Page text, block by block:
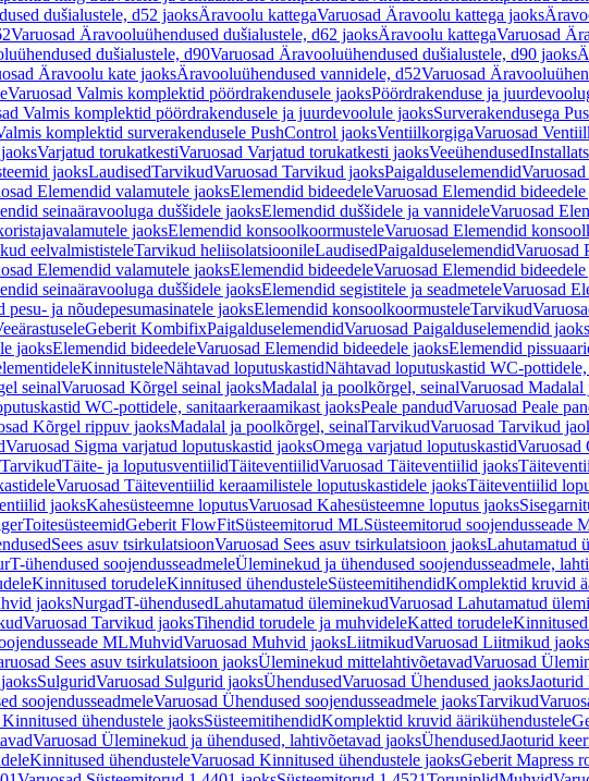
dušialustele, d52 jaoksÄravoolu kattegaVaruosad Äravoolu kattega jaoks
Varuosad Äravooluühendused dušialustele, d62 jaoksÄravoolu kattegaVaruosad
dušialustele, d90Varuosad Äravooluühendused dušialustele, d90 jaoks
Äravoolu kate jaoksÄravooluühendused vannidele, d52Varuosad
Varuosad Valmis komplektid pöördrakendusele jaoksPöördrakenduse ja
Valmis komplektid pöördrakendusele ja juurdevoolule jaoksSurverakendusega
komplektid surverakendusele PushControl jaoksVentiilkorgigaVaruosad
Varjatud torukatkestiVaruosad Varjatud torukatkesti jaoksVeeühendused
jaoksLaudisedTarvikudVaruosad Tarvikud jaoksPaigalduselemendid
Elemendid valamutele jaoksElemendid bideedeleVaruosad Elemendid
seinaäravooluga duššidele jaoksElemendid duššidele ja vannideleVaruosad
jaoksElemendid konsoolkoormusteleVaruosad Elemendid
eelvalmististeleTarvikud heliisolatsioonileLaudisedPaigalduselemendidVaruosad
Elemendid valamutele jaoksElemendid bideedeleVaruosad Elemendid
seinaäravooluga duššidele jaoksElemendid segistitele ja seadmeteleVaruosad
pesu- ja nõudepesumasinatele jaoksElemendid konsoolkoormusteleTarvikud
Geberit KombifixPaigalduselemendidVaruosad Paigalduselemendid jaoks
jaoksElemendid bideedeleVaruosad Elemendid bideedele jaoksElemendid
KinnitusteleNähtavad loputuskastidNähtavad loputuskastid WC-
seinalVaruosad Kõrgel seinal jaoksMadalal ja poolkõrgel, seinalVaruosad
WC-pottidele, sanitaarkeraamikast jaoksPeale pandudVaruosad Peale
Kõrgel rippuv jaoksMadalal ja poolkõrgel, seinalTarvikudVaruosad Tarvikud
Varuosad Sigma varjatud loputuskastid jaoksOmega varjatud loputuskastidVaruosad
TarvikudTäite- ja loputusventiilidTäiteventiilidVaruosad Täiteventiilid jaoks
Varuosad Täiteventiilid keraamilistele loputuskastidele jaoksTäiteventiilid
jaoksKahesüsteemne loputusVaruosad Kahesüsteemne loputus jaoks
ToitesüsteemidGeberit FlowFitSüsteemitorud MLSüsteemitorud soojendusseade
Sees asuv tsirkulatsioonVaruosad Sees asuv tsirkulatsioon jaoksLahutamatud
T-ühendused soojendusseadmeleÜleminekud ja ühendused soojendusseadmele,
Kinnitused torudeleKinnitused ühendusteleSüsteemitihendidKomplektid kruvid
jaoksNurgadT-ühendusedLahutamatud üleminekudVaruosad Lahutamatud
Varuosad Tarvikud jaoksTihendid torudele ja muhvideleKatted torudele
MLMuhvidVaruosad Muhvid jaoksLiitmikudVaruosad Liitmikud jaoks
Sees asuv tsirkulatsioon jaoksÜleminekud mittelahtivõetavadVaruosad
SulguridVaruosad Sulgurid jaoksÜhendusedVaruosad Ühendused jaoksJaoturid
soojendusseadmeleVaruosad Ühendused soojendusseadmele jaoksTarvikud
ühendustele jaoksSüsteemitihendidKomplektid kruvid äärikühendustele
Varuosad Üleminekud ja ühendused, lahtivõetavad jaoksÜhendusedJaoturid
Kinnitused ühendusteleVaruosad Kinnitused ühendustele jaoksGeberit Mapress